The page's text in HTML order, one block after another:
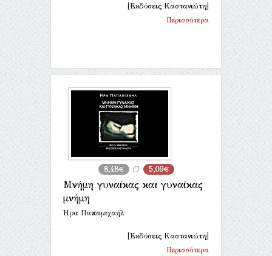
[Εκδόσεις Καστανιώτη]
Περισσότερα
8,48€ 5,09€
Μνήμη γυναίκας και γυναίκας
μνήμη
Ήρα Παπαμιχαήλ
[Εκδόσεις Καστανιώτη]
Περισσότερα